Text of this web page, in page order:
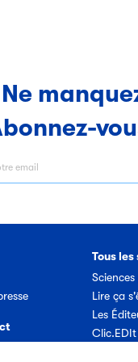
Ne
Tous les
Lire ça
Les
Clic.EDIt